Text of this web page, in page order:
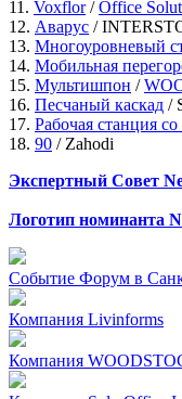
11. Voxflor/Office
12. Аварус /
13. Многоуровневый
14. Мобильная
15. Мультишпон /
16. Песчаный каскад /
17. Рабочая станция
18. 90 / Zahodi
Экспертный Совет
Логотип номинанта
Событие Форум в
Компания Livinforms
Компания